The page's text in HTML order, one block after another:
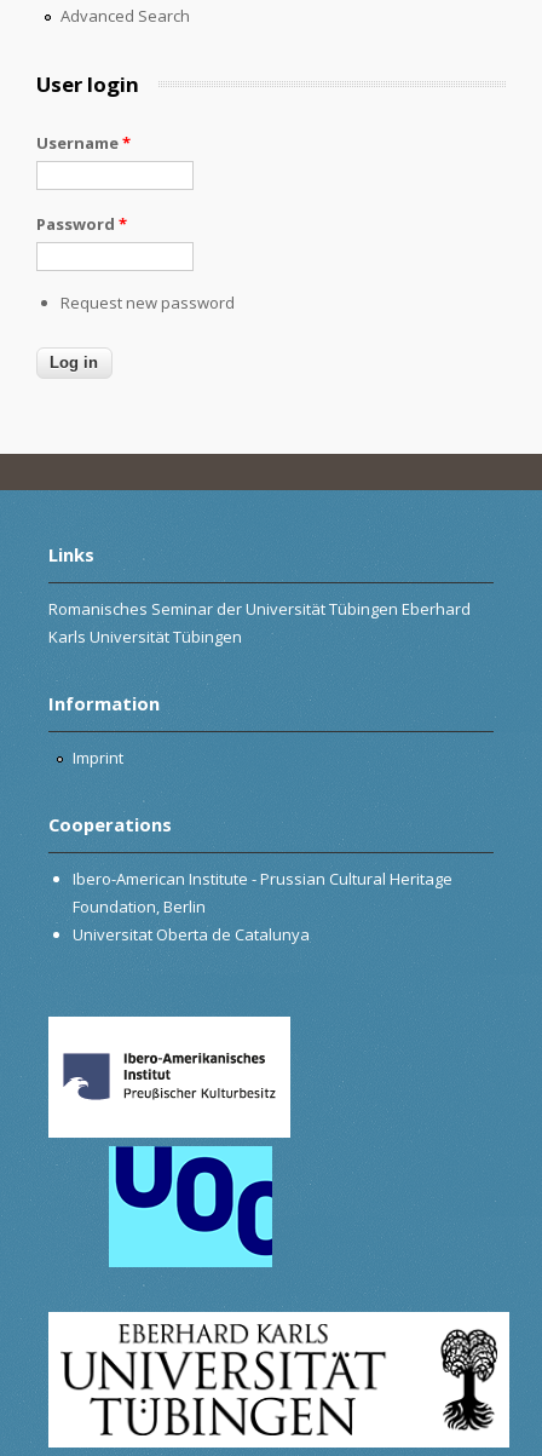
Advanced Search
User login
Username*
Password *
Request new password
Links
Romanisches Seminar der Universität Tübingen Eberhard
Karls Universität Tübingen
Information
Imprint
Cooperations
Ibero-American Institute - Prussian Cultural Heritage
Foundation, Berlin
Universitat Oberta de Catalunya